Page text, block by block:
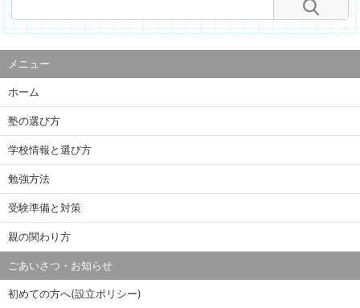
メニュー
ホーム
塾の選び方
学校情報と選び方
勉強方法
受験準備と対策
親の関わり方
ごあいさつ・お知らせ
初めての方へ(設立ポリシー)